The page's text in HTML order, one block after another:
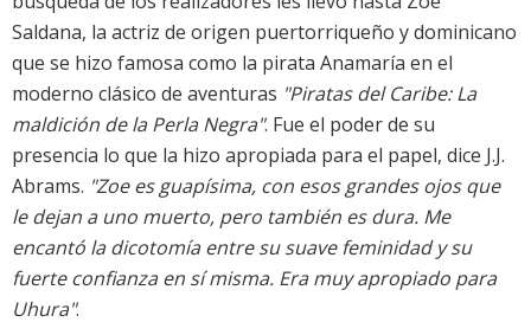
Saldana, la actriz de origen puertorriqueño y dominicano
que se hizo famosa como la pirata Anamaría en el
moderno clásico de aventuras "Piratas del Caribe: La
maldición de la Perla Negra". Fue el poder de su
presencia lo que la hizo apropiada para el papel, dice J.J.
Abrams. "Zoe es guapísima, con esos grandes ojos que
le dejan a uno muerto, pero también es dura. Me
encantó la dicotomía entre su suave feminidad y su
fuerte confianza en sí misma. Era muy apropiado para
Uhura".